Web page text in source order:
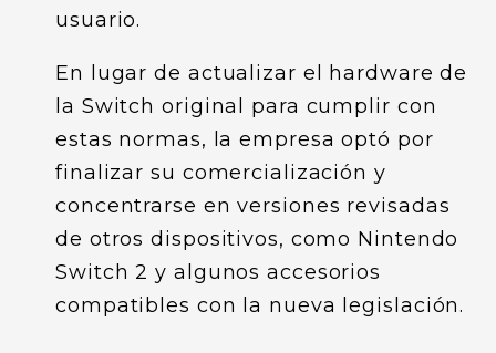
usuario.
En lugar de actualizar el hardware de
la Switch original para cumplir con
estas normas, la empresa optó por
finalizar su comercialización y
concentrarse en versiones revisadas
de otros dispositivos, como Nintendo
Switch 2 y algunos accesorios
compatibles con la nueva legislación.